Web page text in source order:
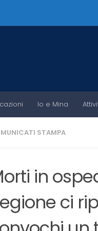
Io e Mina
STAMPA
in
ci